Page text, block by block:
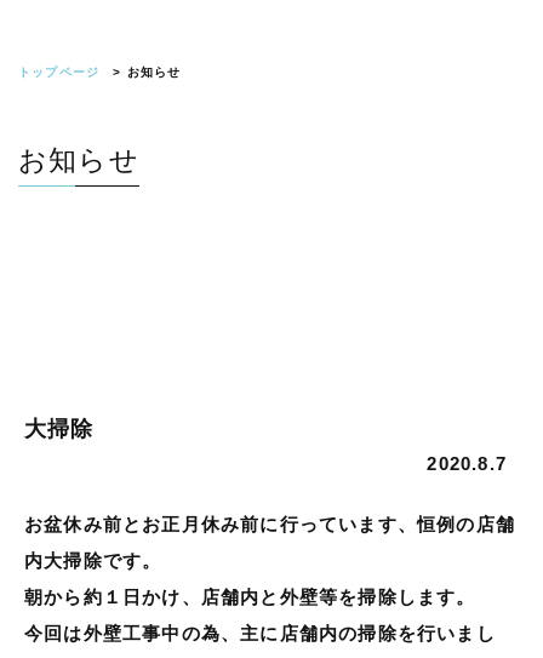
メニュー閉じる
トップページ > お知らせ
お知らせ
大掃除
2020.8.7
お盆休み前とお正月休み前に行っています、恒例の店舗
内大掃除です。
朝から約１日かけ、店舗内と外壁等を掃除します。
今回は外壁工事中の為、主に店舗内の掃除を行いまし